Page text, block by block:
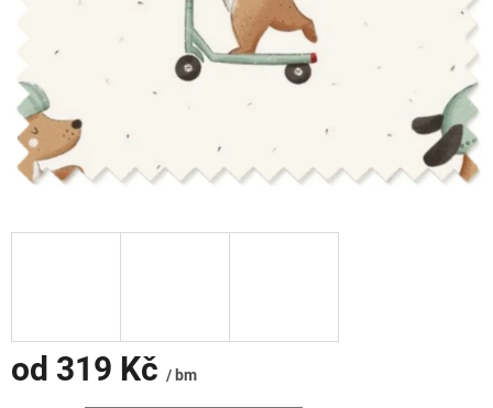
od 319 Kč / bm